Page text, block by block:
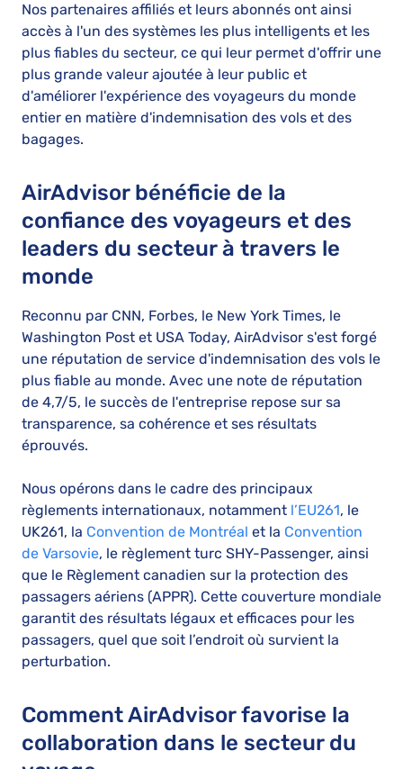
Nos partenaires affiliés et leurs abonnés ont ainsi
accès à l'un des systèmes les plus intelligents et les
plus fiables du secteur, ce qui leur permet d'offrir une
plus grande valeur ajoutée à leur public et
d'améliorer l'expérience des voyageurs du monde
entier en matière d'indemnisation des vols et des
bagages.
AirAdvisor bénéficie de la
confiance des voyageurs et des
leaders du secteur à travers le
monde
Reconnu par CNN, Forbes, le New York Times, le
Washington Post et USA Today, AirAdvisor s'est forgé
une réputation de service d'indemnisation des vols le
plus fiable au monde. Avec une note de réputation
de 4,7/5, le succès de l'entreprise repose sur sa
transparence, sa cohérence et ses résultats
éprouvés.
Nous opérons dans le cadre des principaux
règlements internationaux, notamment l’EU261, le
UK261, la Convention de Montréal et la Convention
de Varsovie, le règlement turc SHY-Passenger, ainsi
que le Règlement canadien sur la protection des
passagers aériens (APPR). Cette couverture mondiale
garantit des résultats légaux et efficaces pour les
passagers, quel que soit l’endroit où survient la
perturbation.
Comment AirAdvisor favorise la
collaboration dans le secteur du